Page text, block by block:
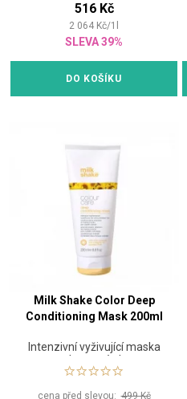
516 Kč
2 064 Kč/1
SLEVA 39%
DO KOŠÍKU
Milk Shake Color Deep
Conditioning Mask 200ml
Intenzivní vyživující maska
pro barvené vlasy
cena před slevou:499 Kč